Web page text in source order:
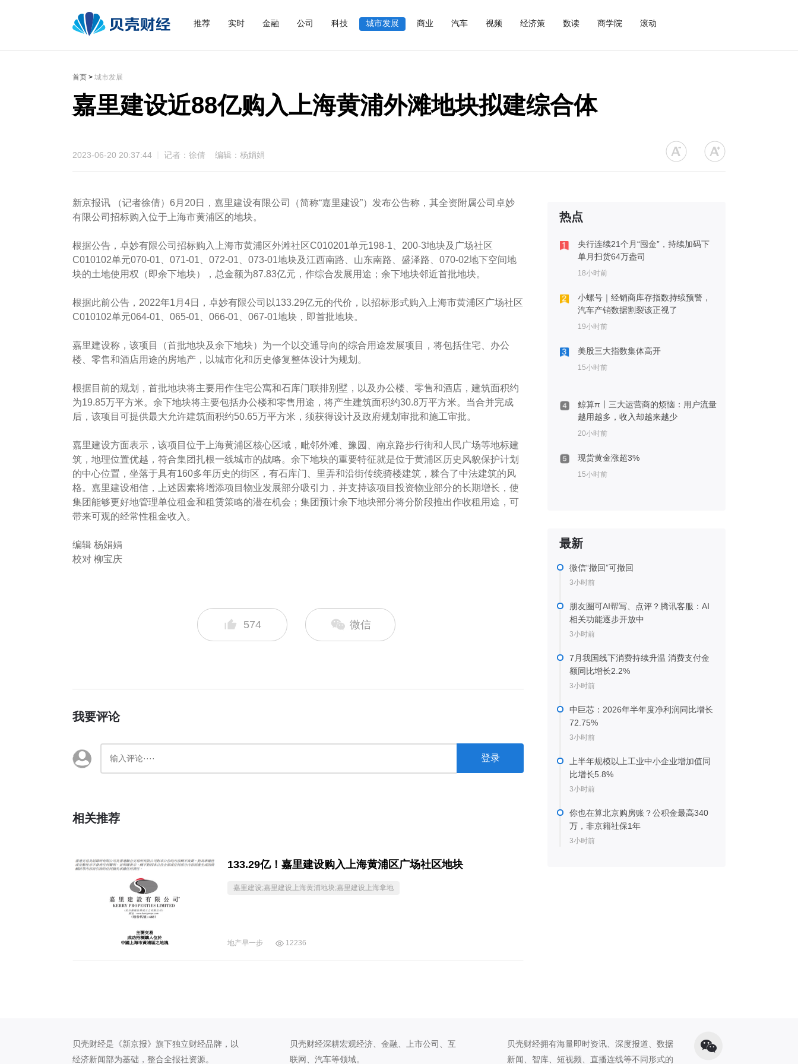
推荐 实时 金融 公司 科技 城市发展 商业 汽车 视频 经济策 数读 商学院 滚动
首页 > 城市发展
嘉里建设近88亿购入上海黄浦外滩地块拟建综合体
2023-06-20 20:37:44 记者：徐倩 编辑：杨娟娟
新京报讯 （记者徐倩）6月20日，嘉里建设有限公司（简称“嘉里建设”）发布公告称，其全资附属公司卓妙
有限公司招标购入位于上海市黄浦区的地块。
根据公告，卓妙有限公司招标购入上海市黄浦区外滩社区C010201单元198-1、200-3地块及广场社区
C010102单元070-01、071-01、072-01、073-01地块及江西南路、山东南路、盛泽路、070-02地下空间地
块的土地使用权（即余下地块），总金额为87.83亿元，作综合发展用途；余下地块邻近首批地块。
根据此前公告，2022年1月4日，卓妙有限公司以133.29亿元的代价，以招标形式购入上海市黄浦区广场社区
C010102单元064-01、065-01、066-01、067-01地块，即首批地块。
嘉里建设称，该项目（首批地块及余下地块）为一个以交通导向的综合用途发展项目，将包括住宅、办公
楼、零售和酒店用途的房地产，以城市化和历史修复整体设计为规划。
根据目前的规划，首批地块将主要用作住宅公寓和石库门联排别墅，以及办公楼、零售和酒店，建筑面积约
为19.85万平方米。余下地块将主要包括办公楼和零售用途，将产生建筑面积约30.8万平方米。当合并完成
后，该项目可提供最大允许建筑面积约50.65万平方米，须获得设计及政府规划审批和施工审批。
嘉里建设方面表示，该项目位于上海黄浦区核心区域，毗邻外滩、豫园、南京路步行街和人民广场等地标建
筑，地理位置优越，符合集团扎根一线城市的战略。余下地块的重要特征就是位于黄浦区历史风貌保护计划
的中心位置，坐落于具有160多年历史的街区，有石库门、里弄和沿街传统骑楼建筑，糅合了中法建筑的风
格。嘉里建设相信，上述因素将增添项目物业发展部分吸引力，并支持该项目投资物业部分的长期增长，使
集团能够更好地管理单位租金和租赁策略的潜在机会；集团预计余下地块部分将分阶段推出作收租用途，可
带来可观的经常性租金收入。
编辑 杨娟娟
校对 柳宝庆
574 微信
我要评论
登录
相关推荐
133.29亿！嘉里建设购入上海黄浦区广场社区地块
嘉里建设;嘉里建设上海黄浦地块;嘉里建设上海拿地
地产早一步 12236
热点
央行连续21个月“囤金”，持续加码下
单月扫货64万盎司
18小时前
小螺号｜经销商库存指数持续预警，
汽车产销数据割裂该正视了
19小时前
美股三大指数集体高开
15小时前
鲸算π丨三大运营商的烦恼：用户流量
越用越多，收入却越来越少
20小时前
现货黄金涨超3%
15小时前
最新
微信“撤回”可撤回
3小时前
朋友圈可AI帮写、点评？腾讯客服：AI
相关功能逐步开放中
3小时前
7月我国线下消费持续升温 消费支付金
额同比增长2.2%
3小时前
中巨芯：2026年半年度净利润同比增长
72.75%
3小时前
上半年规模以上工业中小企业增加值同
比增长5.8%
3小时前
你也在算北京购房账？公积金最高340
万，非京籍社保1年
3小时前
贝壳财经是《新京报》旗下独立财经品牌，以
经济新闻部为基础，整合全报社资源。
贝壳财经深耕宏观经济、金融、上市公司、互
联网、汽车等领域。
贝壳财经拥有海量即时资讯、深度报道、数据
新闻、智库、短视频、直播连线等不同形式的